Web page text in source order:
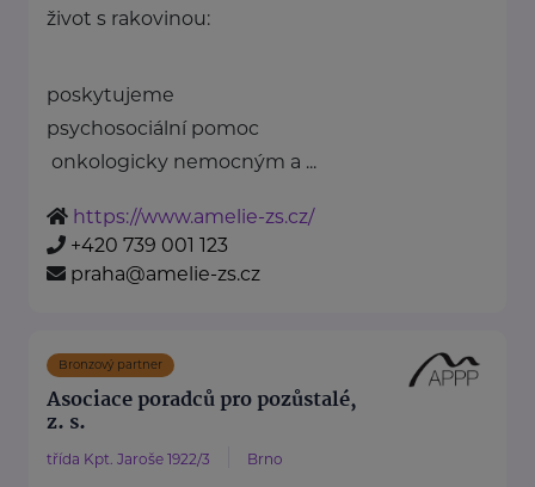
život s rakovinou:
poskytujeme
psychosociální pomoc
onkologicky nemocným a ...
https://www.amelie-zs.cz/
+420 739 001 123
praha@amelie-zs.cz
Bronzový partner
Asociace poradců pro pozůstalé,
z. s.
třída Kpt. Jaroše 1922/3 Brno